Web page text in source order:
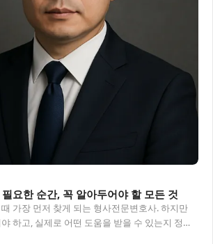
요한 순간, 꼭 알아두어야 할 모든 것
가장 먼저 찾게 되는 형사전문변호사. 하지만
하고, 실제로 어떤 도움을 받을 수 있는지 정확
에서 자세히 알아…